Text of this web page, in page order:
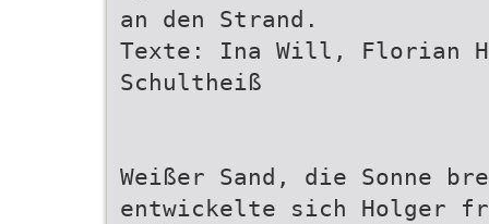
an den Strand.
Texte: Ina Will, Florian
Schultheiß
Weißer Sand, die Sonne
entwickelte sich Holger